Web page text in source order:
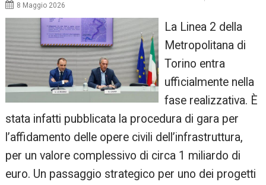
8 Maggio 2026
La Linea 2 della
Metropolitana di
Torino entra
ufficialmente nella
fase realizzativa. È
stata infatti pubblicata la procedura di gara per
l’affidamento delle opere civili dell’infrastruttura,
per un valore complessivo di circa 1 miliardo di
euro. Un passaggio strategico per uno dei progetti